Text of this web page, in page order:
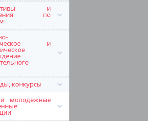
и
по
и
конкурсы
и молодёжные